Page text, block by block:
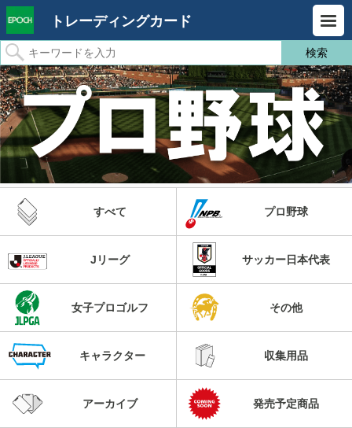
トレーディングカード
すべて プロ野球
Jリーグ サッカー日本代表
女子プロゴルフ その他
キャラクター 収集用品
アーカイブ 発売予定商品